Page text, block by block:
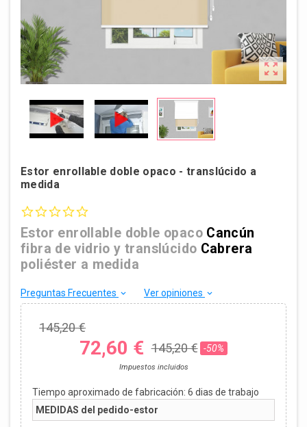

Estor enrollable doble opaco - translúcido a
medida
Estor enrollable doble opaco Cancún
fibra de vidrio y translúcido Cabrera
poliéster a medida
Preguntas Frecuentes keyboard_arrow_down Ver opiniones keyboard_arrow_down
145,20 €
72,60 € 145,20 € -50%
Impuestos incluidos
Tiempo aproximado de fabricación: 6 dias de trabajo
MEDIDAS del pedido-estor